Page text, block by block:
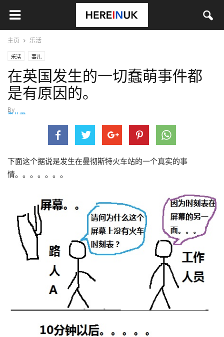
主页 乐活
乐活 事儿
在英国发生的一切蠢萌事件都
是有原因的。
By
事儿君
下面这个据说是发生在曼彻斯特火车站的一个真实的事
情。。。。。。。